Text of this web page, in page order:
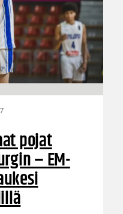
pojat
– EM-